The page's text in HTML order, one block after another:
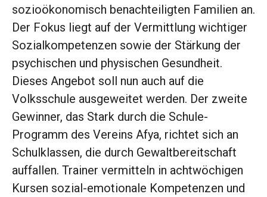
sozioökonomisch benachteiligten Familien an.
Der Fokus liegt auf der Vermittlung wichtiger
Sozialkompetenzen sowie der Stärkung der
psychischen und physischen Gesundheit.
Dieses Angebot soll nun auch auf die
Volksschule ausgeweitet werden. Der zweite
Gewinner, das Stark durch die Schule-
Programm des Vereins Afya, richtet sich an
Schulklassen, die durch Gewaltbereitschaft
auffallen. Trainer vermitteln in achtwöchigen
Kursen sozial-emotionale Kompetenzen und